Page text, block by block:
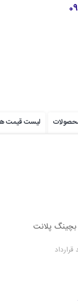
لیست قیمت
پلانت